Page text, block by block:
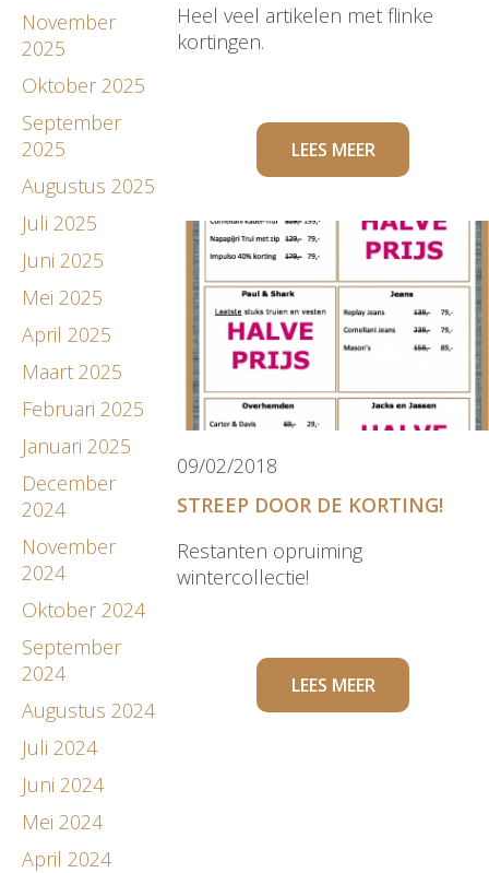
November
2025
Oktober 2025
September
2025
Augustus 2025
Juli 2025
Juni 2025
Mei 2025
April 2025
Maart 2025
Februari 2025
Januari 2025
December
2024
November
2024
Oktober 2024
September
2024
Augustus 2024
Juli 2024
Juni 2024
Mei 2024
April 2024
Heel veel artikelen met flinke
kortingen.
LEES MEER
09/02/2018
STREEP DOOR DE KORTING!
Restanten opruiming
wintercollectie!
LEES MEER